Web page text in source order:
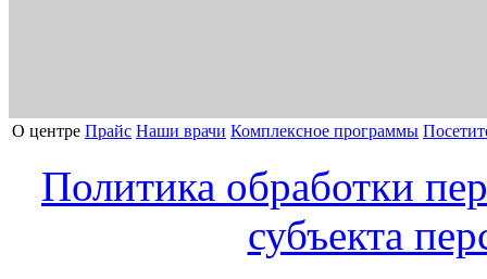
О центре Прайс Наши врачи Комплексное программы
Политика обработки
субъекта